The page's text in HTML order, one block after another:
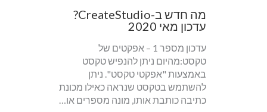
מה חדש ב-CreateStudio?
עדכון מאי 2020
עדכון מספר 1 – אפקטים של
טקסט:מהיום ניתן להנפיש טקסט
באמצעות "אפקטי טקסט". ניתן
להשתמש בטקסט שנראה כאילו מכונת
כתיבה כותבת אותו, מונה מספרים או…